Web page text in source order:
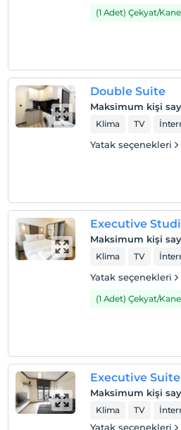
(1 Adet) Çekyat/
Double Suite
Maksimum kişi
Klima TV
Yatak seçenekleri
Executive
Maksimum kişi
Klima TV
Yatak seçenekleri
(1 Adet) Çekyat/
Executive Suite
Maksimum kişi
Klima TV
Yatak seçenekleri